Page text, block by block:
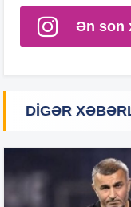
Ən son
DIGƏR